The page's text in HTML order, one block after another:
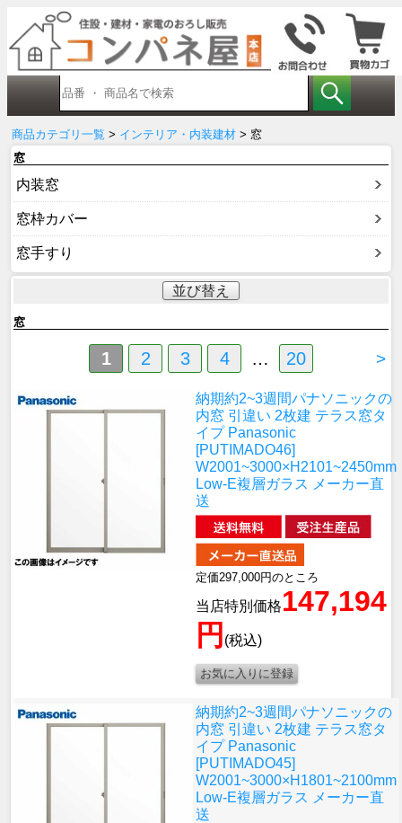
商品カテゴリ一覧 > インテリア・内装建材 > 窓
窓
内装窓
窓枠カバー
窓手すり
並び替え
窓
>
1 2 3 4 … 20
納期約2~3週間パナソニックの
内窓 引違い 2枚建 テラス窓タ
イプ Panasonic
[PUTIMADO46]
W2001~3000×H2101~2450mm
Low-E複層ガラス メーカー直
送
定価297,000円のところ
当店特別価格147,194
円 (税込)
納期約2~3週間パナソニックの
内窓 引違い 2枚建 テラス窓タ
イプ Panasonic
[PUTIMADO45]
W2001~3000×H1801~2100mm
Low-E複層ガラス メーカー直
送